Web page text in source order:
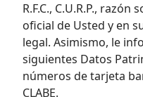
R.F.C., C.U.R.P.,
oficial de Usted y en
legal. Asimismo, le
siguientes Datos
números de tarjeta
CLABE.